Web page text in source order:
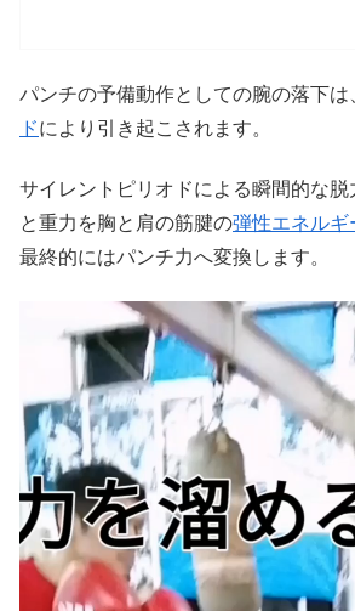
パンチの予備動作としての腕の落下は
ドにより引き起こされます。
サイレントピリオドによる瞬間的な脱
と重力を胸と肩の筋腱の弾性エネルギ
最終的にはパンチ力へ変換します。
レ
ー
ヤ
ー